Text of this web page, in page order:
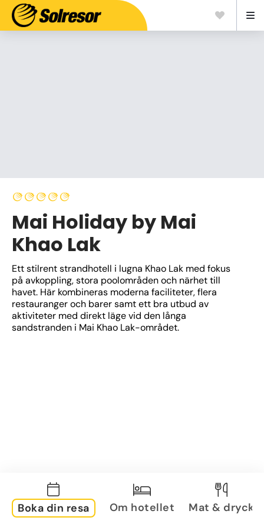
Mai Holiday by Mai
Khao Lak
Ett stilrent strandhotell i lugna Khao Lak med fokus
på avkoppling, stora poolområden och närhet till
havet. Här kombineras moderna faciliteter, flera
restauranger och barer samt ett bra utbud av
aktiviteter med direkt läge vid den långa
sandstranden i Mai Khao Lak-området.
Boka din resa Om hotellet Mat & dryck